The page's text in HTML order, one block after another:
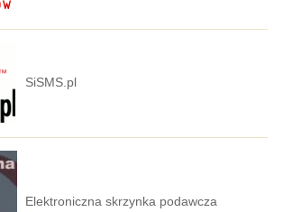
SiSMS.pl
Elektroniczna skrzynka podawcza